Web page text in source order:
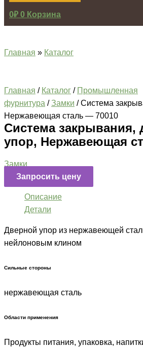
0₽ 0 Корзина
Главная » Каталог
Главная / Каталог / Промышленная
фурнитура / Замки / Система
Нержавеющая сталь — 70010
Система закрывания,
упор, Нержавеющая
Замки
Запросить цену
Описание
Детали
Дверной упор из нержавеющей
нейлоновым клином
Сильные стороны
нержавеющая сталь
Области применения
Продукты питания, упаковка,